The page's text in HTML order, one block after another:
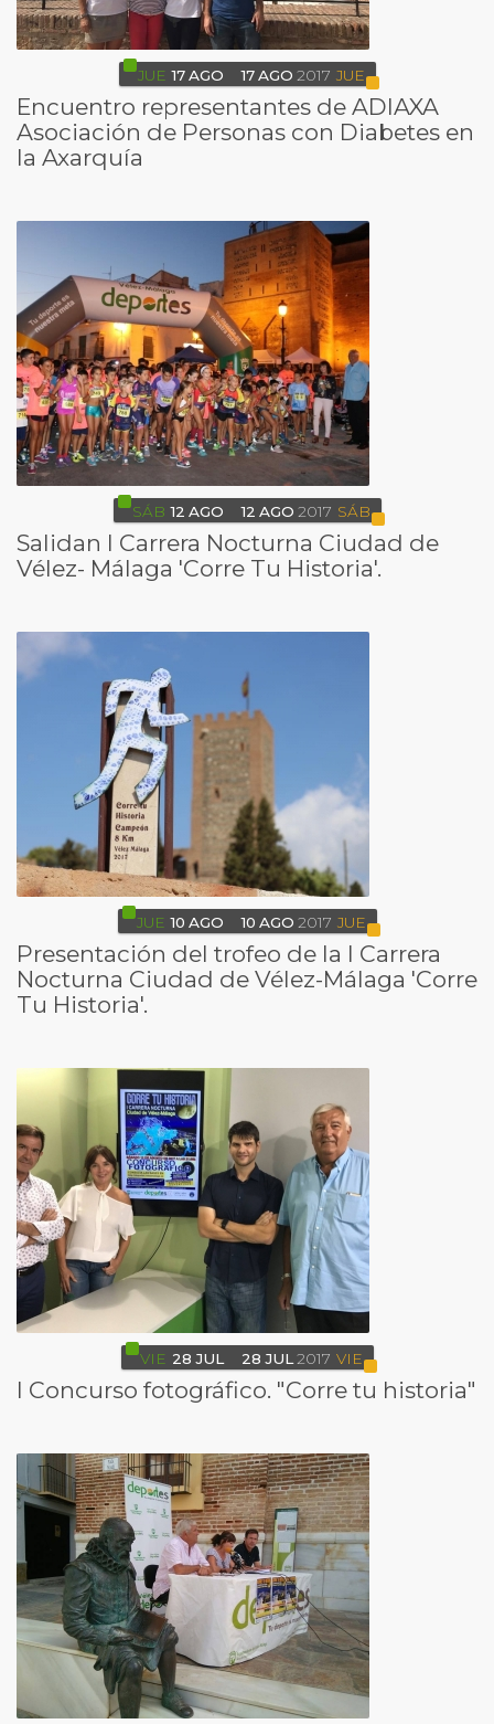
JUE 17 AGO 17 AGO 2017 JUE
Encuentro representantes de ADIAXA
Asociación de Personas con Diabetes en
la Axarquía
SÁB 12 AGO 12 AGO 2017 SÁB
Salidan I Carrera Nocturna Ciudad de
Vélez- Málaga 'Corre Tu Historia'.
JUE 10 AGO 10 AGO 2017 JUE
Presentación del trofeo de la I Carrera
Nocturna Ciudad de Vélez-Málaga 'Corre
Tu Historia'.
VIE 28 JUL 28 JUL 2017 VIE
I Concurso fotográfico. "Corre tu historia"